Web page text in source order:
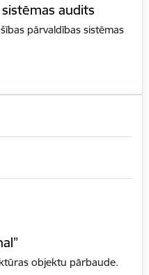
audits
pārvaldības sistēmas
objektu pārbaude.